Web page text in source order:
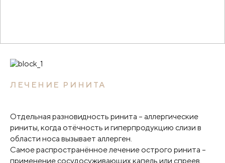
ЛЕЧЕНИЕ РИНИТА
Отдельная разновидность ринита – аллергические
риниты, когда отёчность и гиперпродукцию слизи в
области носа вызывает аллерген.
Самое распространённое лечение острого ринита –
применение сосудосуживающих капель или спреев.